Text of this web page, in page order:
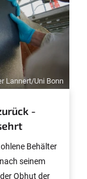
Lannert/Uni Bonn
-
Behälter
seinem
Obhut der